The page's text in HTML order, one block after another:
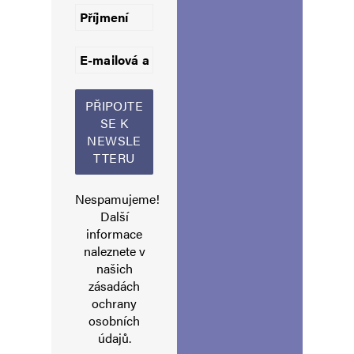
Martin
22. 5. 2026 (9:08)
Už ji mám objednanou… 🙂
Napsat komentář
Vaše e-mailová adresa nebude zveřejněna.
Nespamujeme!
Další
informace
naleznete v
našich
zásadách
ochrany
osobních
údajů.